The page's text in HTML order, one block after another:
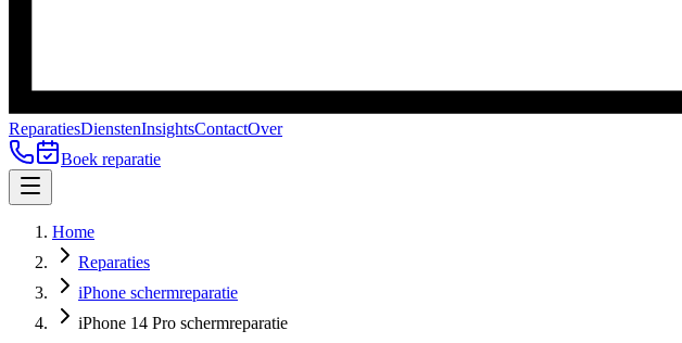
ReparatiesDienstenInsightsContactOver
Boek reparatie
Home
Reparaties
iPhone schermreparatie
iPhone 14 Pro schermreparatie